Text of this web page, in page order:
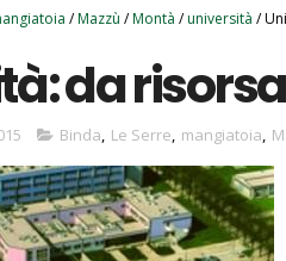
/Mazzù /Montà /università /
da
Binda, Le Serre, mangiatoia,